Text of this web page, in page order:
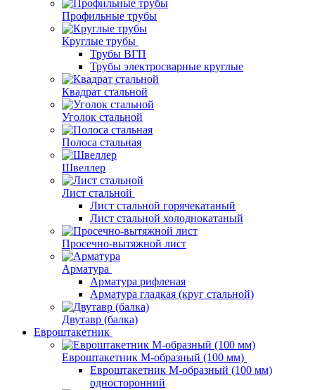
Профильные трубы
Круглые трубы
Трубы ВГП
Трубы электросварные круглые
Квадрат стальной
Уголок стальной
Полоса стальная
Швеллер
Лист стальной
Лист стальной горячекатаный
Лист стальной холоднокатаный
Просечно-вытяжной лист
Арматура
Арматура рифленая
Арматура гладкая (круг стальной)
Двутавр (балка)
Евроштакетник
Евроштакетник М-образный (100 мм)
Евроштакетник М-образный (100 мм)
односторонний